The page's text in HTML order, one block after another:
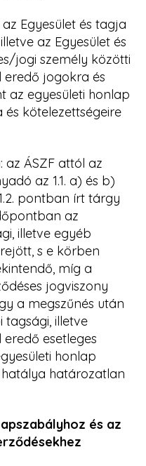
Egyesület és tagja
az Egyesület és
jogi személy közötti
eredő jogokra és
az egyesületi honlap
kötelezettségeire
az ÁSZF attól az
az 1.1. a) és b)
pontban írt tárgy
az
illetve egyéb
s e körben
míg a
jogviszony
a megszűnés után
illetve
esetleges
honlap
határozatlan
és az